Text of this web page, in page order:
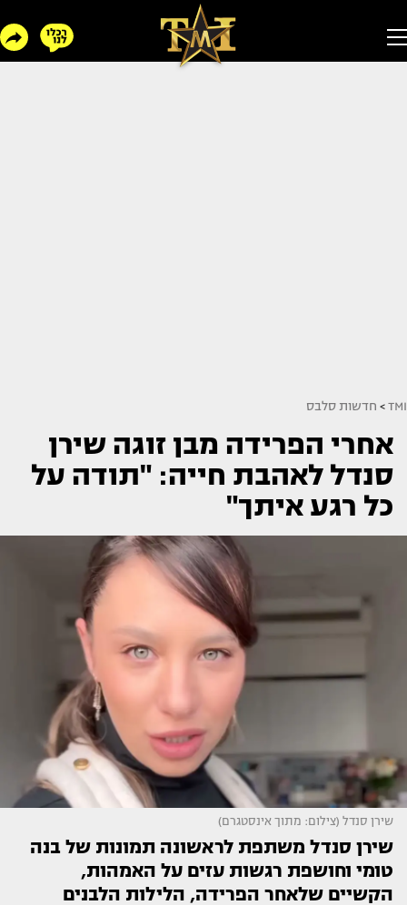
TMI
> חדשות סלבס
אחרי הפרידה מבן זוגה שירן
סנדל לאהבת חייה: "תודה על
כל רגע איתך"
שירן סנדל (צילום: מתוך אינסטגרם)
שירן סנדל משתפת לראשונה תמונות של בנה
טומי וחושפת רגשות עזים על האמהות,
הקשיים שלאחר הפרידה, הלילות הלבנים